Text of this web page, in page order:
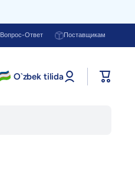
Вопрос-Ответ Поставщикам
O`zbek tilida
Войти в
профиль
Корзина